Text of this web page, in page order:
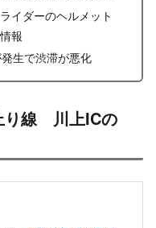
はてブ